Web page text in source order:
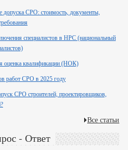
допуска СРО: стоимость, документы,
специалистов в НРС (национальный
оценка квалификации (НОК)
работ СРО в 2025 году
СРО строителей, проектировщиков,
Все статьи
- Ответ